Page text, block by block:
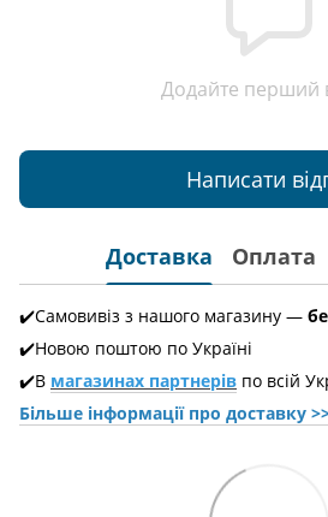
Додайте перший
Написати
Доставка Оплата
✔️Самовивіз з нашого магазину —
✔️Новою поштою по Україні
✔️В магазинах партнерів по всій
Більше інформації про доставкy